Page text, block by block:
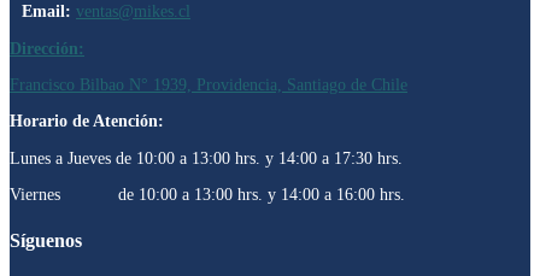
Email: ventas@mikes.cl
Dirección:
Francisco Bilbao N° 1939, Providencia, Santiago de Chile
Horario de Atención:
Lunes a Jueves de 10:00 a 13:00 hrs. y 14:00 a 17:30 hrs.
Viernes de 10:00 a 13:00 hrs. y 14:00 a 16:00 hrs.
Síguenos